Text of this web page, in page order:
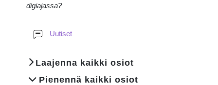
digiajassa?
Uutiset
Close
Laajenna kaikki osiot
Open
Pienennä kaikki osiot